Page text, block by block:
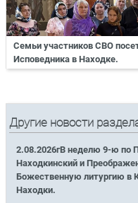
Семьи участников СВО
Исповедника в Находке.
Другие новости
2.08.2026гВ неделю 9-ю по
Находкинский и
Божественную литургию в
Находки.